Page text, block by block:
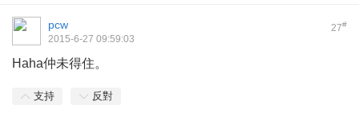
27#
pcw
2015-6-27 09:59:03
Haha仲未得住。
支持 反對